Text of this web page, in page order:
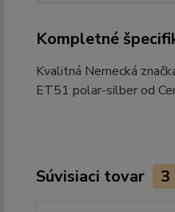
Kompletné
Kvalitná Nemecká
ET51 polar-silber od
Súvisiaci tovar 3